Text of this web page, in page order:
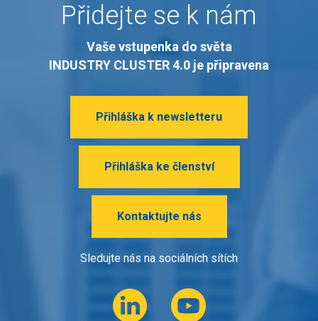
Přidejte se k nám
Vaše vstupenka do světa
INDUSTRY CLUSTER 4.0 je připravena
Přihláška k newsletteru
Přihláška ke členství
Kontaktujte nás
Sledujte nás na sociálních sítích